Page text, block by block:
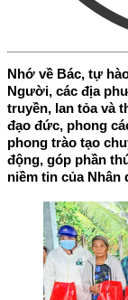
Nhớ về Bác, tự
Người, các địa
truyền, lan tỏa và
đạo đức, phong
phong trào tạo
động, góp phần
niềm tin của